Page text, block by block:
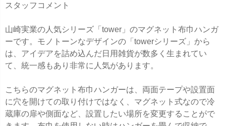
スタッフコメント
山崎実業の人気シリーズ「tower」のマグネット布巾ハンガ
ーです。モノトーンなデザインの「towerシリーズ」から
は、アイデアを詰め込んだ日用雑貨が数多く生まれてい
て、統一感もあり非常に人気があります。
こちらのマグネット布巾ハンガーは、両面テープや設置面
に穴を開けての取り付けではなく、マグネット式なので冷
蔵庫の扉や側面など、設置したい場所を変更することがで